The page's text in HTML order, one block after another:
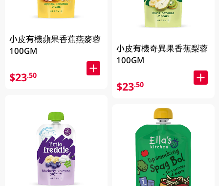
小皮有機蘋果香蕉燕麥蓉
100GM
$23.50
小皮有機奇異果香蕉梨蓉
100GM
$23.50